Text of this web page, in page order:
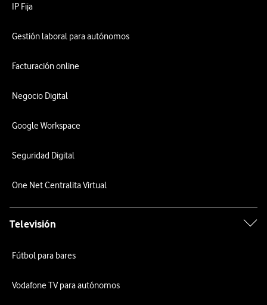
IP Fija
Gestión laboral para autónomos
Facturación online
Negocio Digital
Google Workspace
Seguridad Digital
One Net Centralita Virtual
Televisión
Fútbol para bares
Vodafone TV para autónomos